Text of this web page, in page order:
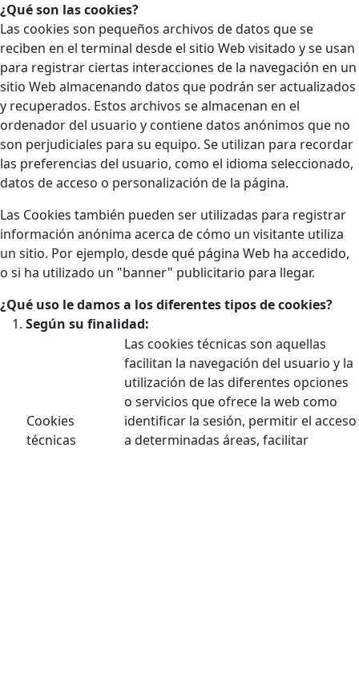
¿Qué son las cookies?
Las cookies son pequeños archivos de datos que se
reciben en el terminal desde el sitio Web visitado y se usan
para registrar ciertas interacciones de la navegación en un
sitio Web almacenando datos que podrán ser actualizados
y recuperados. Estos archivos se almacenan en el
ordenador del usuario y contiene datos anónimos que no
son perjudiciales para su equipo. Se utilizan para recordar
las preferencias del usuario, como el idioma seleccionado,
datos de acceso o personalización de la página.
Las Cookies también pueden ser utilizadas para registrar
información anónima acerca de cómo un visitante utiliza
un sitio. Por ejemplo, desde qué página Web ha accedido,
o si ha utilizado un "banner" publicitario para llegar.
¿Qué uso le damos a los diferentes tipos de cookies?
Según su finalidad:
Cookies
técnicas
Las cookies técnicas son aquellas
facilitan la navegación del usuario y la
utilización de las diferentes opciones
o servicios que ofrece la web como
identificar la sesión, permitir el acceso
a determinadas áreas, facilitar